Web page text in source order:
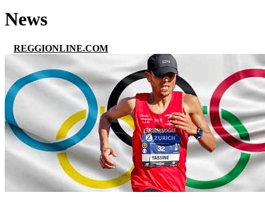
News
REGGIONLINE.COM